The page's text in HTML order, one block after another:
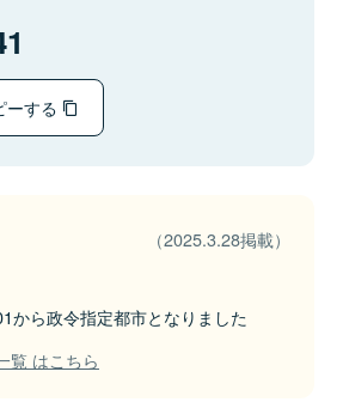
ーする
（2025.3.28掲載）
から政令指定都市となりました
覧 はこちら